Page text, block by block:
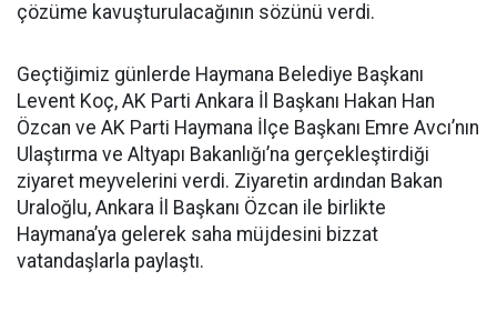
çözüme kavuşturulacağının sözünü verdi.
Geçtiğimiz günlerde Haymana Belediye Başkanı
Levent Koç, AK Parti Ankara İl Başkanı Hakan Han
Özcan ve AK Parti Haymana İlçe Başkanı Emre Avcı’nın
Ulaştırma ve Altyapı Bakanlığı’na gerçekleştirdiği
ziyaret meyvelerini verdi. Ziyaretin ardından Bakan
Uraloğlu, Ankara İl Başkanı Özcan ile birlikte
Haymana’ya gelerek saha müjdesini bizzat
vatandaşlarla paylaştı.